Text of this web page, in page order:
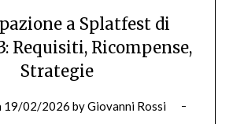
a Splatfest di
Requisiti, Ricompense,
Strategie
19/02/2026 byGiovanni Rossi